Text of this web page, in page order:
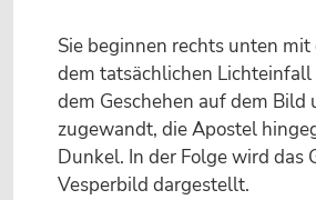
Sie beginnen rechts unten
dem tatsächlichen Lichteinfall
dem Geschehen auf dem
zugewandt, die Apostel
Dunkel. In der Folge wird das
Vesperbild dargestellt.